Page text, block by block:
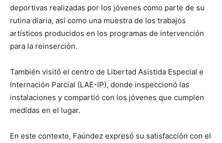
deportivas realizadas por los jóvenes como parte de su
rutina diaria, así como una muestra de los trabajos
artísticos producidos en los programas de intervención
para la reinserción.
También visitó el centro de Libertad Asistida Especial e
Internación Parcial (LAE-IP), donde inspeccionó las
instalaciones y compartió con los jóvenes que cumplen
medidas en el lugar.
En este contexto, Faúndez expresó su satisfacción con el